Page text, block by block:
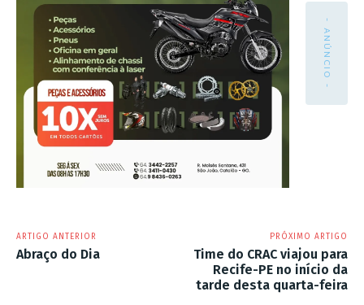
- ANÚNCIO -
ARTIGO ANTERIOR
Abraço do Dia
PRÓXIMO ARTIGO
Time do CRAC viajou para
Recife-PE no início da
tarde desta quarta-feira